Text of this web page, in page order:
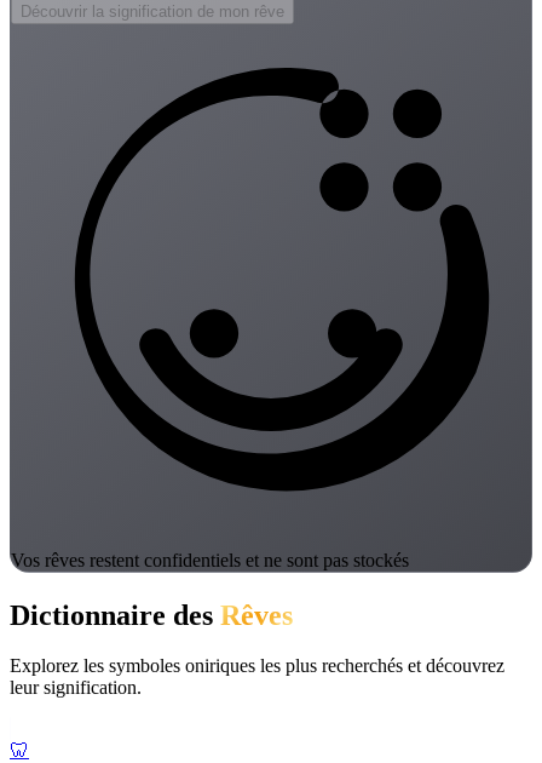
Découvrir la signification de mon rêve
Vos rêves restent confidentiels et ne sont pas stockés
Dictionnaire des Rêves
Explorez les symboles oniriques les plus recherchés et découvrez
leur signification.
🦷